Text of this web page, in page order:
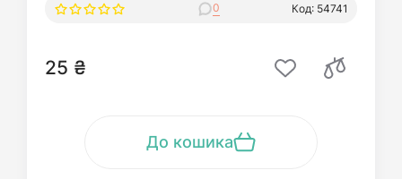
0 Код: 54741
25 ₴
До кошика